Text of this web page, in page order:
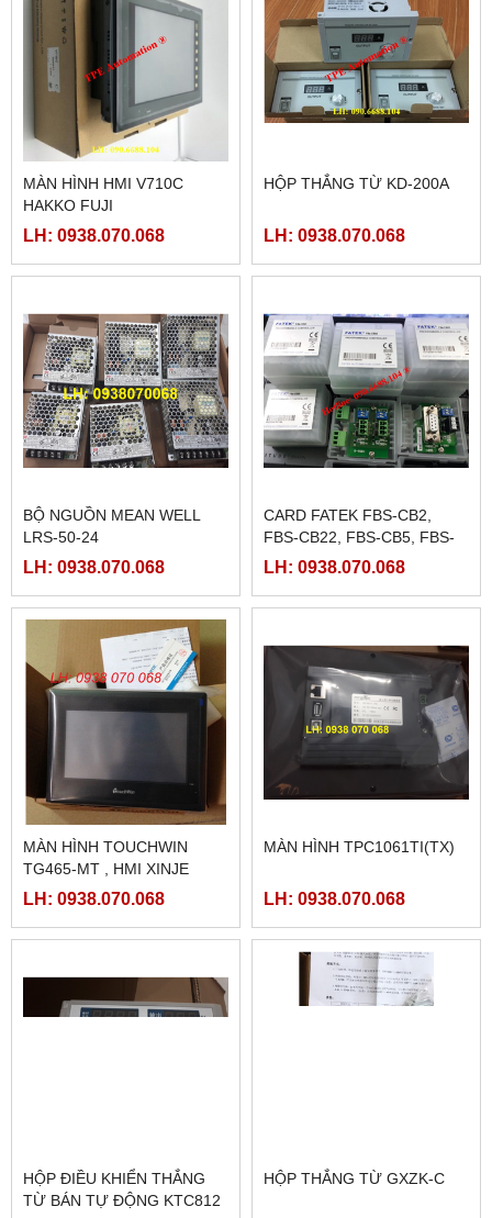
MÀN HÌNH HMI V710C
HAKKO FUJI
LH: 0938.070.068
HỘP THẮNG TỪ KD-200A
LH: 0938.070.068
BỘ NGUỒN MEAN WELL
LRS-50-24
LH: 0938.070.068
CARD FATEK FBS-CB2,
FBS-CB22, FBS-CB5, FBS-
CB25, FBS-CB55
LH: 0938.070.068
MÀN HÌNH TOUCHWIN
TG465-MT , HMI XINJE
TG465-MT
LH: 0938.070.068
MÀN HÌNH TPC1061TI(TX)
LH: 0938.070.068
HỘP ĐIỀU KHIỂN THẮNG
TỪ BÁN TỰ ĐỘNG KTC812
HỘP THẮNG TỪ GXZK-C